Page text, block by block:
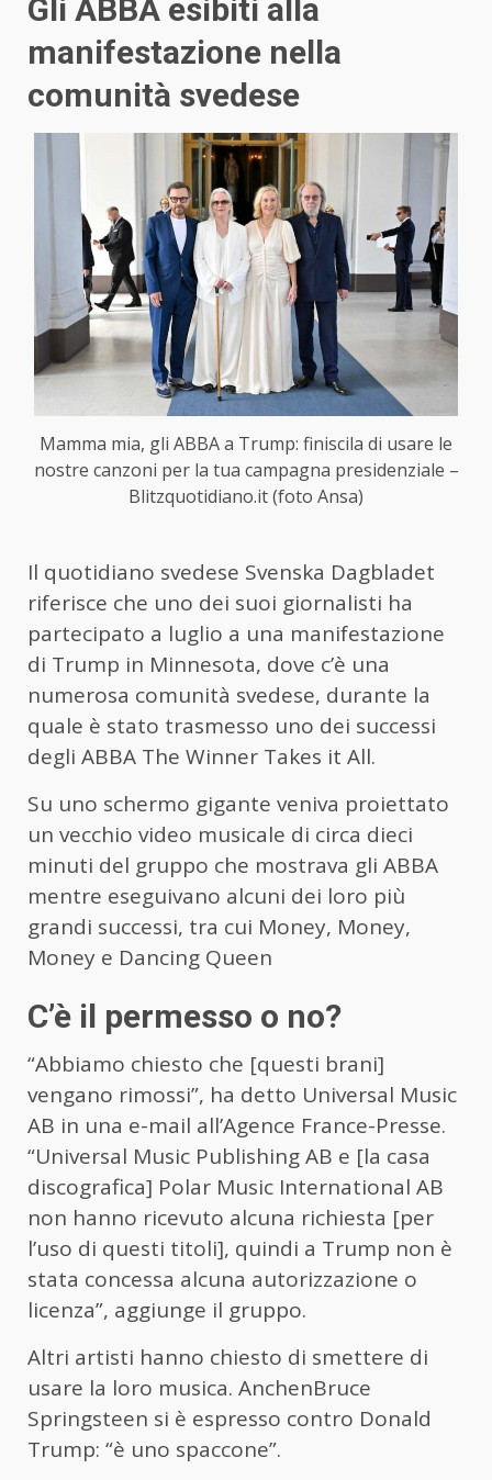
Gli ABBA esibiti alla
manifestazione nella
comunità svedese
Mamma mia, gli ABBA a Trump: finiscila di usare le
nostre canzoni per la tua campagna presidenziale –
Blitzquotidiano.it (foto Ansa)
Il quotidiano svedese Svenska Dagbladet
riferisce che uno dei suoi giornalisti ha
partecipato a luglio a una manifestazione
di Trump in Minnesota, dove c’è una
numerosa comunità svedese, durante la
quale è stato trasmesso uno dei successi
degli ABBA The Winner Takes it All.
Su uno schermo gigante veniva proiettato
un vecchio video musicale di circa dieci
minuti del gruppo che mostrava gli ABBA
mentre eseguivano alcuni dei loro più
grandi successi, tra cui Money, Money,
Money e Dancing Queen
C’è il permesso o no?
“Abbiamo chiesto che [questi brani]
vengano rimossi”, ha detto Universal Music
AB in una e-mail all’Agence France-Presse.
“Universal Music Publishing AB e [la casa
discografica] Polar Music International AB
non hanno ricevuto alcuna richiesta [per
l’uso di questi titoli], quindi a Trump non è
stata concessa alcuna autorizzazione o
licenza”, aggiunge il gruppo.
Altri artisti hanno chiesto di smettere di
usare la loro musica. AnchenBruce
Springsteen si è espresso contro Donald
Trump: “è uno spaccone”.